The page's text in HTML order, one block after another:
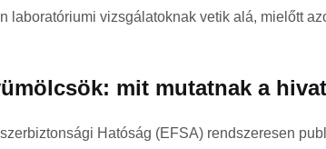
laboratóriumi vizsgálatoknak vetik alá, mielőtt
mit mutatnak a
Hatóság (EFSA) rendszeresen